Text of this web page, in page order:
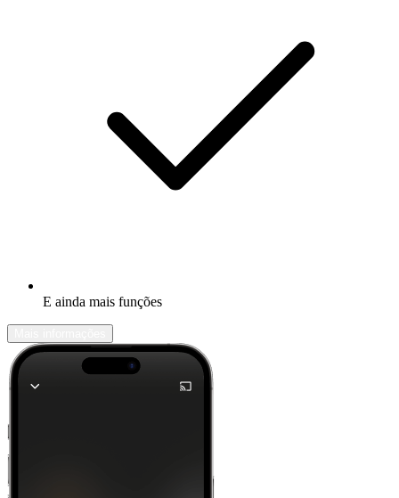
E ainda mais funções